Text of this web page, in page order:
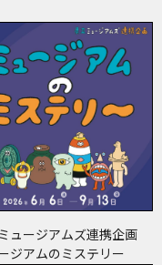
ュージアムズ連携企画
ジアムのミステリー